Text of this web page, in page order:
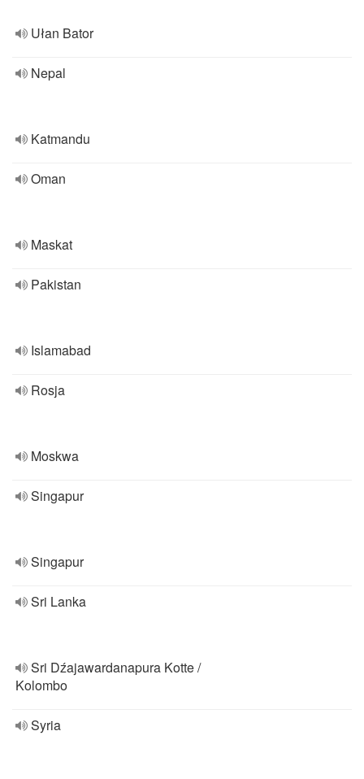
Ułan Bator
Nepal
Katmandu
Oman
Maskat
Pakistan
Islamabad
Rosja
Moskwa
Singapur
Singapur
Sri Lanka
Sri Dźajawardanapura Kotte /
Kolombo
Syria